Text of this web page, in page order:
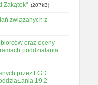
Zakątek" (207kB)
związanych z
oraz oceny
poddziałania
przez LGD
19.2